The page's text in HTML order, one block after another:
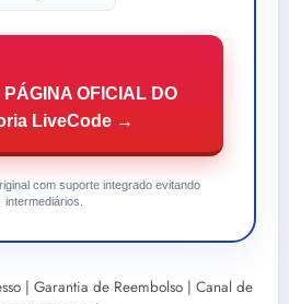
OFICIAL DO
LiveCode →
com suporte integrado evitando
intermediários.
| Garantia de Reembolso | Canal de